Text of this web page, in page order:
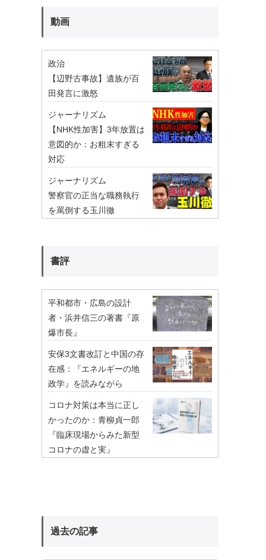
動画
政治
【辺野古事故】遺族が百
田発言に激怒
ジャーナリズム
【NHK性加害】3年放置は
意図的か：お粗末すぎる
対応
ジャーナリズム
警察官の正当な職務執行
を罵倒する玉川徹
書評
平和都市・広島の設計
者・浜井信三の著書『原
爆市長』
安保3文書改訂と中国の存
在感：『エネルギーの地
政学』を読みながら
コロナ対策は本当に正し
かったのか：青柳貞一郎
『臨床現場からみた新型
コロナの虚と実』
過去の記事